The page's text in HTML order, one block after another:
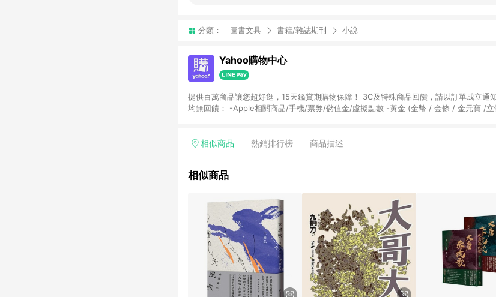
分類： 圖書文具 書籍/雜誌期刊 小說
Yahoo購物中心
提供百萬商品讓您超好逛，15天鑑賞期購物保障！ 3C及特殊商品回饋，請以訂單成立通知為準 1. 請注意以下
均無回饋： -Apple相關商品/手機/票券/儲值金/虛擬點數 -黃金 (金幣 / 金條 / 金元寶 /
Yahoo超贈點回饋者 - 購物中心商店之商品：商品賣場中有標示「商店」及顯示商店名稱
相似商品 熱銷排行榜 商品描述
相似商品